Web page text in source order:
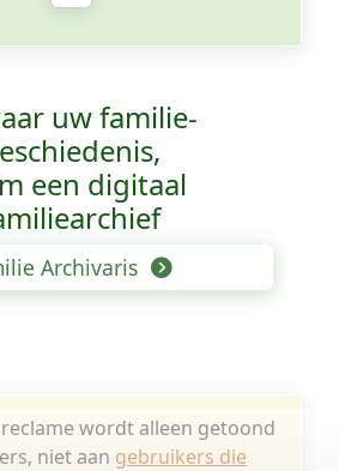
uw familie­
een digitaal
Archivaris
wordt alleen getoond
niet aan gebruikers die